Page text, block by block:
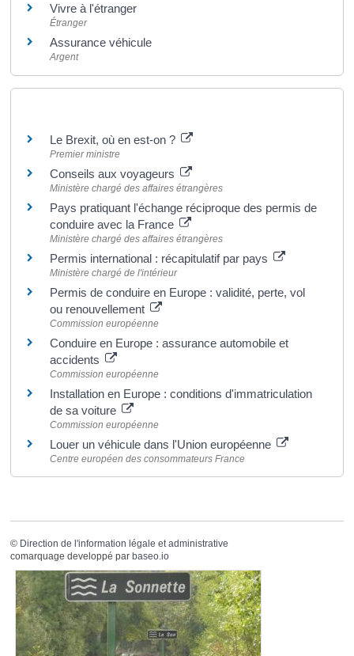
Vivre à l'étranger
Étranger
Assurance véhicule
Argent
Le Brexit, où en est-on ?
Premier ministre
Conseils aux voyageurs
Ministère chargé des affaires étrangères
Pays pratiquant l'échange réciproque des permis de
conduire avec la France
Ministère chargé des affaires étrangères
Permis international : récapitulatif par pays
Ministère chargé de l'intérieur
Permis de conduire en Europe : validité, perte, vol
ou renouvellement
Commission européenne
Conduire en Europe : assurance automobile et
accidents
Commission européenne
Installation en Europe : conditions d'immatriculation
de sa voiture
Commission européenne
Louer un véhicule dans l'Union européenne
Centre européen des consommateurs France
© Direction de l'information légale et administrative
comarquage developpé par baseo.io